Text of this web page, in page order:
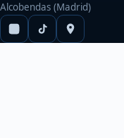
Alcobendas (Madrid)